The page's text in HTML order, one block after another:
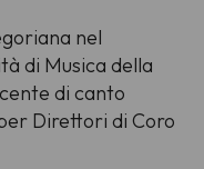
nel
di Musica della
di canto
Direttori di Coro